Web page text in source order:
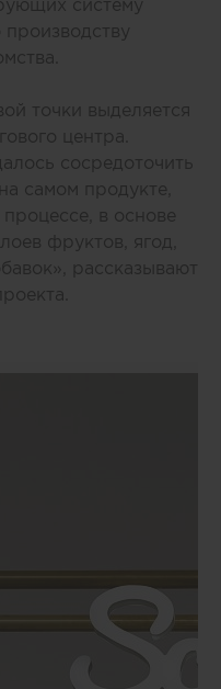
систему
точки выделяется
центра.
сосредоточить
самом продукте,
в основе
фруктов, ягод,
рассказывают